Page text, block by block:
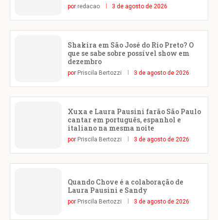
por redacao 3 de agosto de 2026
Shakira em São José do Rio Preto? O
que se sabe sobre possível show em
dezembro
por Priscila Bertozzi 3 de agosto de 2026
Xuxa e Laura Pausini farão São Paulo
cantar em português, espanhol e
italiano na mesma noite
por Priscila Bertozzi 3 de agosto de 2026
Quando Chove é a colaboração de
Laura Pausini e Sandy
por Priscila Bertozzi 3 de agosto de 2026